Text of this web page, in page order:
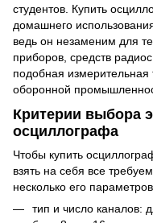
студентов. Купить
домашнего
ведь он незаменим для
приборов, средств
подобная измерительная
оборонной
Критерии выбора
осциллографа
Чтобы купить
взять на себя все
несколько его
тип и число каналов: